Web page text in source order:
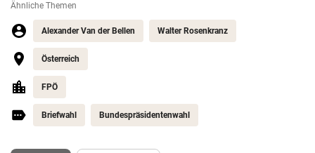
Ähnliche Themen
Alexander Van der Bellen Walter Rosenkranz
Österreich
FPÖ
Briefwahl Bundespräsidentenwahl